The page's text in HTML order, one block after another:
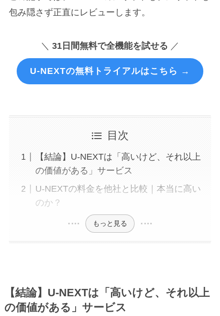
包み隠さず正直にレビューします。
＼ 31日間無料で全機能を試せる ／
U-NEXTの無料トライアルはこちら →
目次
【結論】U-NEXTは「高いけど、それ以上
の価値がある」サービス
U-NEXTの料金を他社と比較｜本当に高い
のか？
もっと見る
【結論】U-NEXTは「高いけど、それ以上
の価値がある」サービス